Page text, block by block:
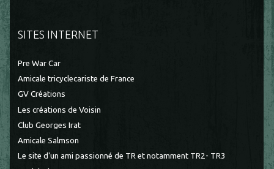
SITES INTERNET
Pre War Car
Amicale tricyclecariste de France
GV Créations
Les créations de Voisin
Club Georges Irat
Amicale Salmson
Le site d'un ami passionné de TR et notamment TR2- TR3